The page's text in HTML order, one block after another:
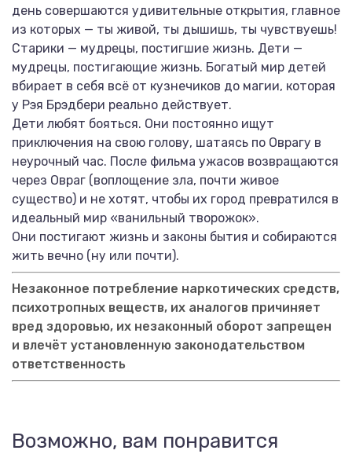
день совершаются удивительные открытия, главное
из которых — ты живой, ты дышишь, ты чувствуешь!
Старики — мудрецы, постигшие жизнь. Дети —
мудрецы, постигающие жизнь. Богатый мир детей
вбирает в себя всё от кузнечиков до магии, которая
у Рэя Брэдбери реально действует.
Дети любят бояться. Они постоянно ищут
приключения на свою голову, шатаясь по Оврагу в
неурочный час. После фильма ужасов возвращаются
через Овраг (воплощение зла, почти живое
существо) и не хотят, чтобы их город превратился в
идеальный мир «ванильный творожок».
Они постигают жизнь и законы бытия и собираются
жить вечно (ну или почти).
Незаконное потребление наркотических средств,
психотропных веществ, их аналогов причиняет
вред здоровью, их незаконный оборот запрещен
и влечёт установленную законодательством
ответственность
Возможно, вам понравится